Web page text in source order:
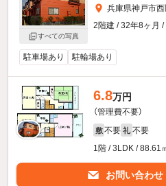
すべての写真
兵庫県神戸市
2階建 / 32年8ヶ月 /
駐車場あり 駐輪場あり
6.8万円
（管理費不要）
敷 不要 礼 不要
1階 / 3LDK / 88.61
お問い合わせ